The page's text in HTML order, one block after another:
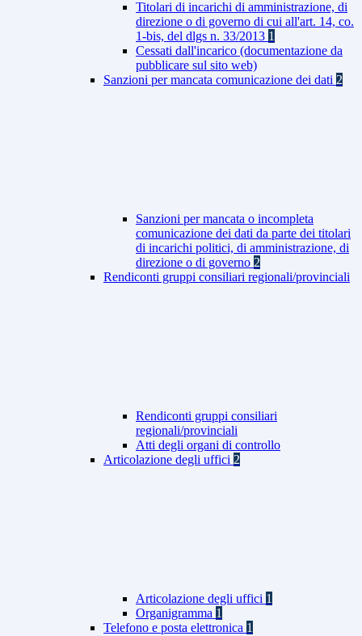
Titolari di incarichi di amministrazione, di
direzione o di governo di cui all'art. 14, co.
1-bis, del dlgs n. 33/2013 1
Cessati dall'incarico (documentazione da
pubblicare sul sito web)
Sanzioni per mancata comunicazione dei dati 2
Sanzioni per mancata o incompleta
comunicazione dei dati da parte dei titolari
di incarichi politici, di amministrazione, di
direzione o di governo 2
Rendiconti gruppi consiliari regionali/provinciali
Rendiconti gruppi consiliari
regionali/provinciali
Atti degli organi di controllo
Articolazione degli uffici 2
Articolazione degli uffici 1
Organigramma 1
Telefono e posta elettronica 1